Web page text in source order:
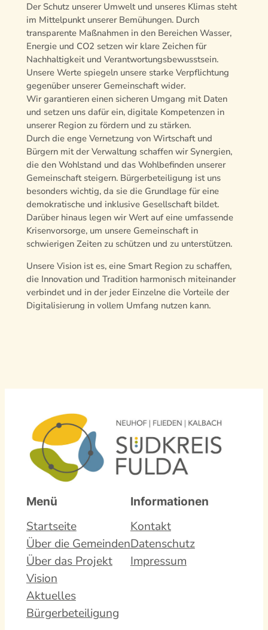
Der Schutz unserer Umwelt und unseres Klimas steht
im Mittelpunkt unserer Bemühungen. Durch
transparente Maßnahmen in den Bereichen Wasser,
Energie und CO2 setzen wir klare Zeichen für
Nachhaltigkeit und Verantwortungsbewusstsein.
Unsere Werte spiegeln unsere starke Verpflichtung
gegenüber unserer Gemeinschaft wider.
Wir garantieren einen sicheren Umgang mit Daten
und setzen uns dafür ein, digitale Kompetenzen in
unserer Region zu fördern und zu stärken.
Durch die enge Vernetzung von Wirtschaft und
Bürgern mit der Verwaltung schaffen wir Synergien,
die den Wohlstand und das Wohlbefinden unserer
Gemeinschaft steigern. Bürgerbeteiligung ist uns
besonders wichtig, da sie die Grundlage für eine
demokratische und inklusive Gesellschaft bildet.
Darüber hinaus legen wir Wert auf eine umfassende
Krisenvorsorge, um unsere Gemeinschaft in
schwierigen Zeiten zu schützen und zu unterstützen.
Unsere Vision ist es, eine Smart Region zu schaffen,
die Innovation und Tradition harmonisch miteinander
verbindet und in der jeder Einzelne die Vorteile der
Digitalisierung in vollem Umfang nutzen kann.
Menü
Startseite
Über die Gemeinden
Über das Projekt
Vision
Aktuelles
Bürgerbeteiligung
Informationen
Kontakt
Datenschutz
Impressum